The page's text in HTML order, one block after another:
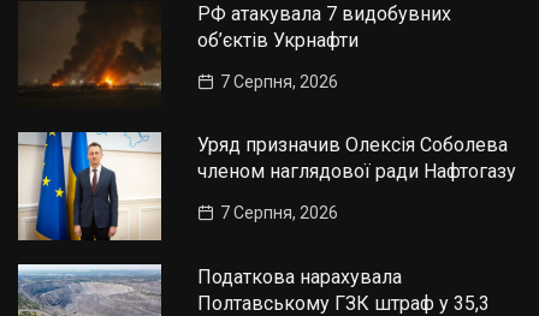
РФ атакувала 7 видобувних
об’єктів Укрнафти
7 Серпня, 2026
Уряд призначив Олексія Соболева
членом наглядової ради Нафтогазу
7 Серпня, 2026
Податкова нарахувала
Полтавському ГЗК штраф у 35,3